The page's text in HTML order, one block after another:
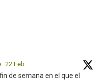
· 22 Feb
de semana en el que el